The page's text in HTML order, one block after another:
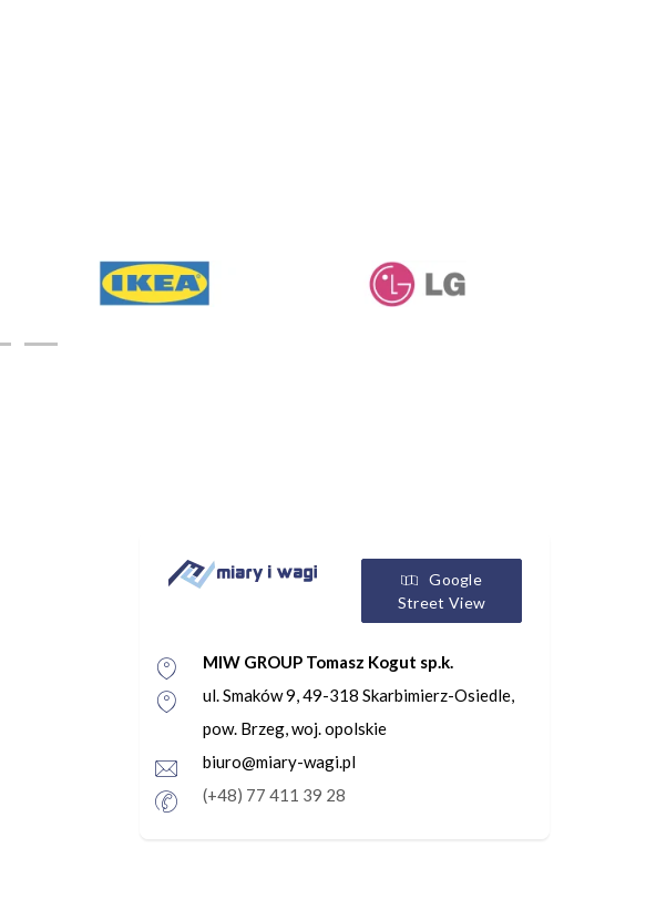
Google
Street View
MIW GROUP Tomasz Kogut sp.k.
ul. Smaków 9, 49-318 Skarbimierz-Osiedle,
pow. Brzeg, woj. opolskie
biuro@miary-wagi.pl
(+48) 77 411 39 28